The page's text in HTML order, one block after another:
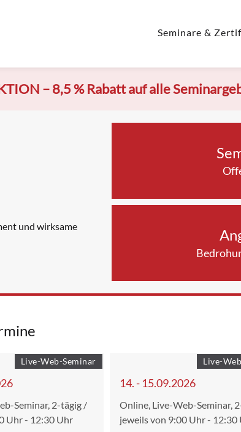
Seminare &
–8,5 % Rabatt auf alle
und wirksame
Seminar, 2-tägig /
Uhr - 12:30 Uhr
Live-Web-Seminar
14. - 15.09.2026
Online, Live-Web-Seminar,
jeweils von 9:00 Uhr - 12:30
Live-